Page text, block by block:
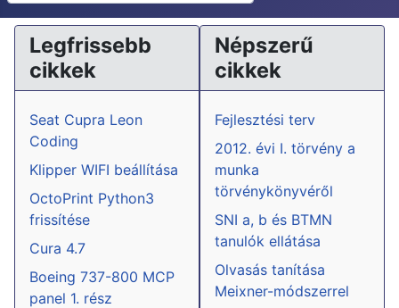
Legfrissebb
cikkek
Seat Cupra Leon
Coding
Klipper WIFI beállítása
OctoPrint Python3
frissítése
Cura 4.7
Boeing 737-800 MCP
panel 1. rész
Népszerű
cikkek
Fejlesztési terv
2012. évi I. törvény a
munka
törvénykönyvéről
SNI a, b és BTMN
tanulók ellátása
Olvasás tanítása
Meixner-módszerrel